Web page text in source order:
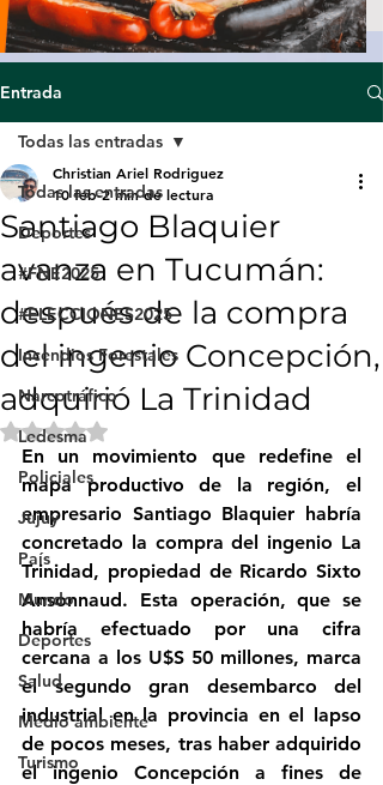
Entrada
Todas las entradas
Deportes
#FNE2025
#ELECCIONES2025
Incendios Forestales
Narcotráfico
Ledesma
Policiales
Jujuy
País
Mundo
Deportes
Salud
Medio ambiente
Turismo
Todas las entradas
Santiago Blaquier
avanza en Tucumán:
después de la compra
del ingenio Concepción,
adquirió La Trinidad
Christian Ariel Rodriguez
10 feb 2 min de lectura
Obtuvo NaN de 5 estrellas.
En un movimiento que redefine el
mapa productivo de la región, el
empresario Santiago Blaquier habría
concretado la compra del ingenio La
Trinidad, propiedad de Ricardo Sixto
Ansonnaud. Esta operación, que se
habría efectuado por una cifra
cercana a los U$S 50 millones, marca
el segundo gran desembarco del
industrial en la provincia en el lapso
de pocos meses, tras haber adquirido
el ingenio Concepción a fines de